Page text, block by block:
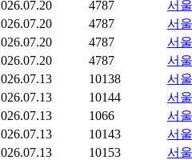
4787
서
4787
서
4787
서
4787
서
10138
서
10144
서
1066
서
10143
서
10153
서